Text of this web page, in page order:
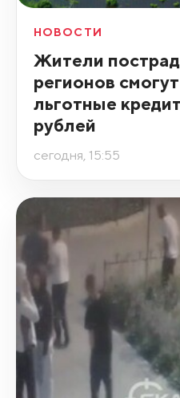
НОВОСТИ
Жители
регионов
льготные
рублей
сегодня, 15:55